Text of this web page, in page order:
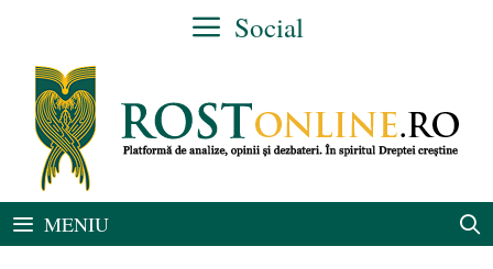
conținut
Social
MENIU